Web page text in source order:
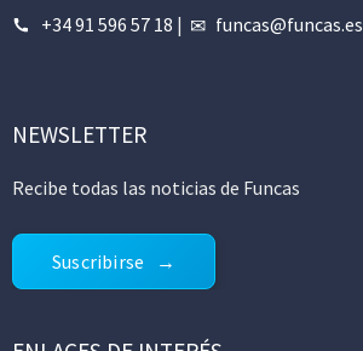
+34 91 596 57 18 | funcas@funcas.es
NEWSLETTER
Recibe todas las noticias de Funcas
Suscribirse